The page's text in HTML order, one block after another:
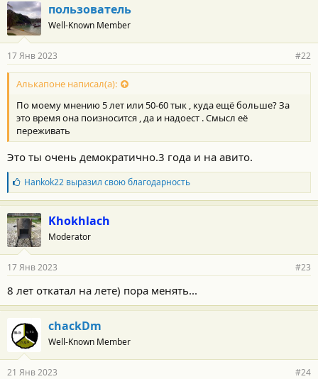
пользователь
Well-Known Member
17 Янв 2023 #22
Алькапоне написал(а):
По моему мнению 5 лет или 50-60 тык , куда ещё больше? За
это время она поизносится , да и надоест . Смысл её
переживать
Это ты очень демократично.3 года и на авито.
Б
л
а
г
о
д
а
н
с
т
:
Hankok22выразил свою благодарность
Khokhlach
Moderator
17 Янв 2023 #23
8 лет откатал на лете) пора менять...
chackDm
Well-Known Member
21 Янв 2023 #24